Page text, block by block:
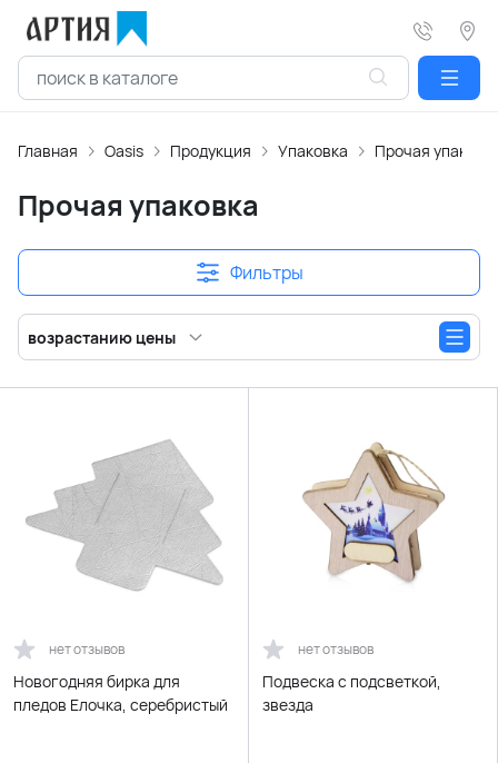
Главная Oasis Продукция Упаковка Прочая
Прочая упаковка
Фильтры
возрастанию цены
нет отзывов
Новогодняя бирка для
пледов Елочка, серебристый
нет отзывов
Подвеска с подсветкой,
звезда